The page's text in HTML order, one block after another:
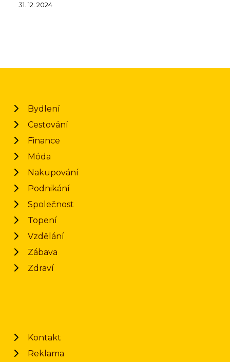
31. 12. 2024
Bydlení
Cestování
Finance
Móda
Nakupování
Podnikání
Společnost
Topení
Vzdělání
Zábava
Zdraví
Kontakt
Reklama